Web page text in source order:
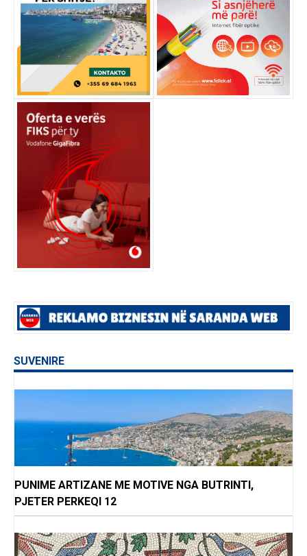
SUVENIRE
PUNIME ARTIZANE ME MOTIVE NGA BUTRINTI,
PJETER PERKEQI 12